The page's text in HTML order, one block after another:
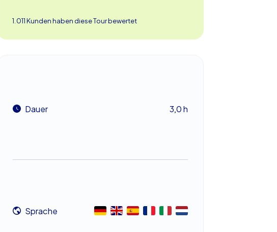
1.011 Kunden haben diese Tour bewertet
Dauer 3,0 h
Sprache